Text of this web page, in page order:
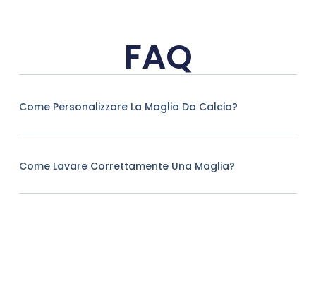
FAQ
Come Personalizzare La Maglia Da Calcio?
Come Lavare Correttamente Una Maglia?